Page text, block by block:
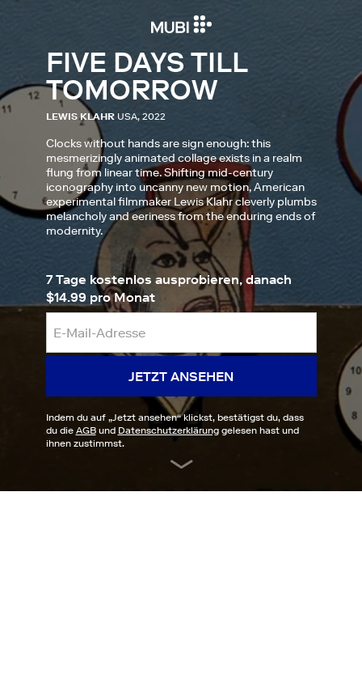
FIVE DAYS TILL
TOMORROW
LEWIS KLAHR USA, 2022
Clocks without hands are sign enough: this
mesmerizingly animated collage exists in a realm
flung from linear time. Shifting mid-century
iconography into uncanny new motion, American
experimental filmmaker Lewis Klahr cleverly plumbs
melancholy and eeriness from the enduring ends of
modernity.
7 Tage kostenlos ausprobieren, danach
$14.99 pro Monat
JETZT ANSEHEN
Indem du auf „Jetzt ansehen“ klickst, bestätigst du, dass
du die AGBund Datenschutzerklärunggelesen hast und
ihnen zustimmst.